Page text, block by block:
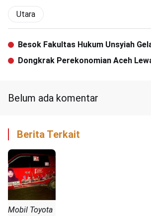
Utara
Besok Fakultas Hukum Unsyiah
Dongkrak Perekonomian Aceh
Belum ada komentar
Berita Terkait
Mobil Toyota